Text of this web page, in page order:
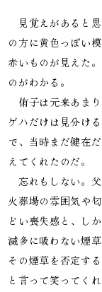
見覚えがあると
の方に黄色っぽい
赤いものが見えた
のがわかる。
侑子は元来あま
ゲハだけは見分け
で、当時まだ健在
えてくれたのだ。
忘れもしない。
火葬場の雰囲気や
どい喪失感と、し
滅多に吸わない煙
その煙草を否定す
と言って笑ってく